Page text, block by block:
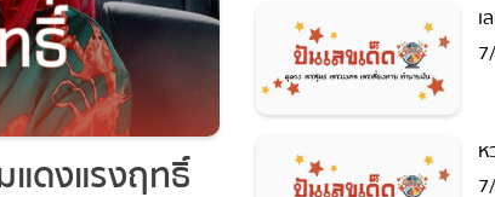
ดงแรงฤทธิ์
เ
ห